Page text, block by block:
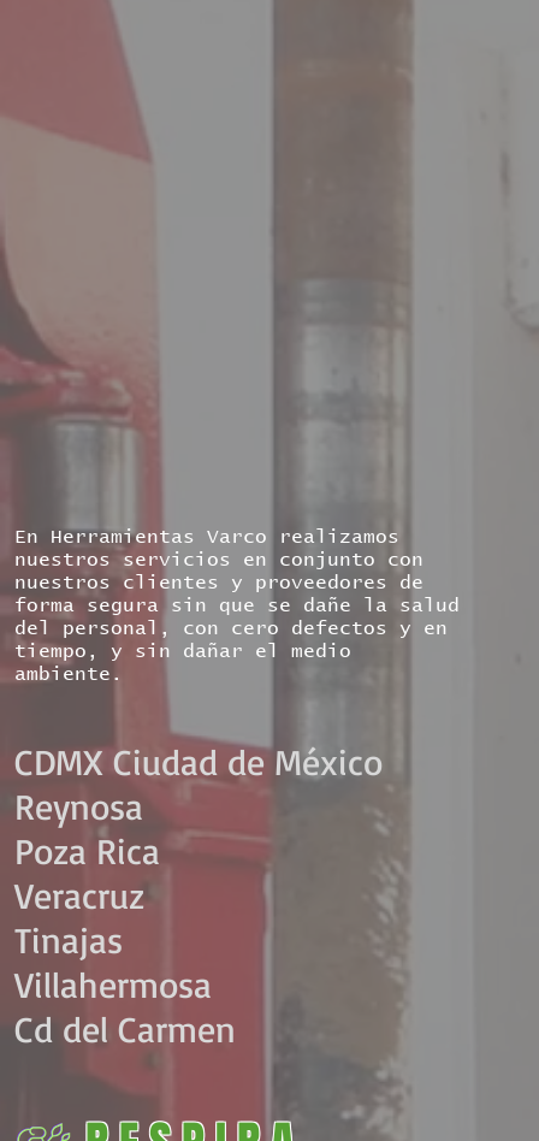
En Herramientas Varco realizamos
nuestros servicios en conjunto con
nuestros clientes y proveedores de
forma segura sin que se dañe la salud
del personal, con cero defectos y en
tiempo, y sin dañar el medio
ambiente.
CDMX Ciudad de México​
Reynosa
Poza Rica
Veracruz
Tinajas
Villahermosa
Cd del Carmen